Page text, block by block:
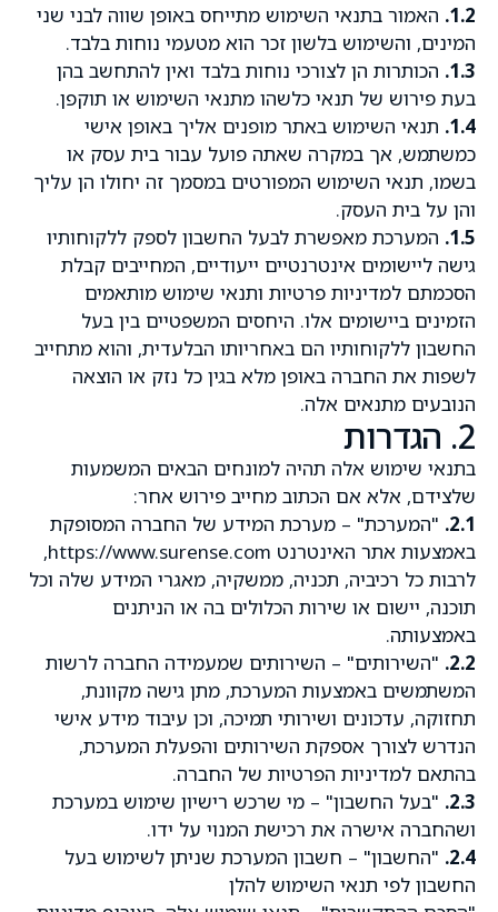
1.2. האמור בתנאי השימוש מתייחס באופן שווה לבני שני
המינים, והשימוש בלשון זכר הוא מטעמי נוחות בלבד.
1.3. הכותרות הן לצורכי נוחות בלבד ואין להתחשב בהן
בעת פירוש של תנאי כלשהו מתנאי השימוש או תוקפן.
1.4. תנאי השימוש באתר מופנים אליך באופן אישי
כמשתמש, אך במקרה שאתה פועל עבור בית עסק או
בשמו, תנאי השימוש המפורטים במסמך זה יחולו הן עליך
והן על בית העסק.
1.5. המערכת מאפשרת לבעל החשבון לספק ללקוחותיו
גישה ליישומים אינטרנטיים ייעודיים, המחייבים קבלת
הסכמתם למדיניות פרטיות ותנאי שימוש מותאמים
הזמינים ביישומים אלו. היחסים המשפטיים בין בעל
החשבון ללקוחותיו הם באחריותו הבלעדית, והוא מתחייב
לשפות את החברה באופן מלא בגין כל נזק או הוצאה
הנובעים מתנאים אלה.
2. הגדרות
בתנאי שימוש אלה תהיה למונחים הבאים המשמעות
שלצידם, אלא אם הכתוב מחייב פירוש אחר:
2.1. "המערכת" – מערכת המידע של החברה המסופקת
באמצעות אתר האינטרנט https://www.surense.com,
לרבות כל רכיביה, תכניה, ממשקיה, מאגרי המידע שלה וכל
תוכנה, יישום או שירות הכלולים בה או הניתנים
באמצעותה.
2.2. "השירותים" – השירותים שמעמידה החברה לרשות
המשתמשים באמצעות המערכת, מתן גישה מקוונת,
תחזוקה, עדכונים ושירותי תמיכה, וכן עיבוד מידע אישי
הנדרש לצורך אספקת השירותים והפעלת המערכת,
בהתאם למדיניות הפרטיות של החברה.
2.3. "בעל החשבון" – מי שרכש רישיון שימוש במערכת
ושהחברה אישרה את רכישת המנוי על ידו.
2.4. "החשבון" – חשבון המערכת שניתן לשימוש בעל
החשבון לפי תנאי השימוש להלן